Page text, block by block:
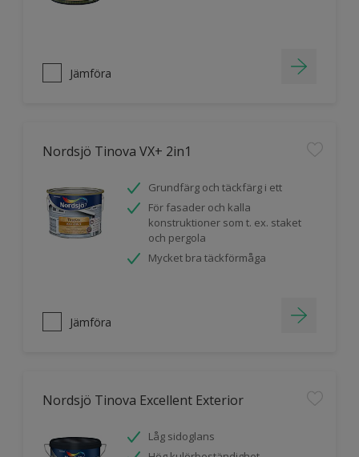
Jämföra
Nordsjö Tinova VX+ 2in1
Grundfärg och täckfärg i ett
För fasader och kalla
konstruktioner som t. ex. staket
och pergola
Mycket bra täckförmåga
Jämföra
Nordsjö Tinova Excellent Exterior
Låg sidoglans